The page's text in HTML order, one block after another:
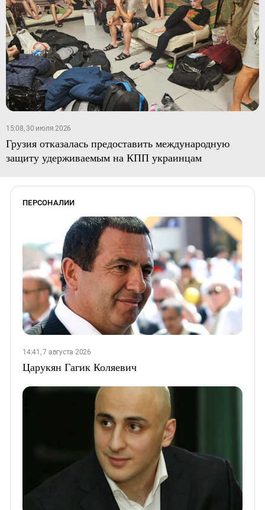
15:08, 30 июля 2026
Грузия отказалась предоставить международную
защиту удерживаемым на КПП украинцам
ПЕРСОНАЛИИ
14:41, 7 августа 2026
Царукян Гагик Коляевич